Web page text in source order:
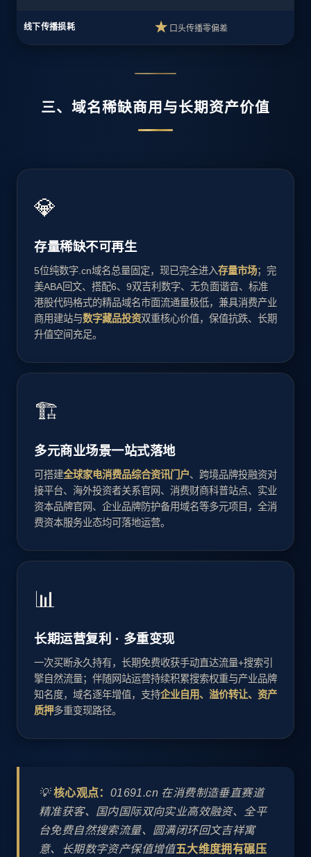
线下传播损耗 ★ 口头传播零偏差
三、域名稀缺商用与长期资产价值
💎
存量稀缺不可再生
5位纯数字.cn域名总量固定，现已完全进入存量市场；完
美ABA回文、搭配6、9双吉利数字、无负面谐音、标准
港股代码格式的精品域名市面流通量极低，兼具消费产业
商用建站与数字藏品投资双重核心价值，保值抗跌、长期
升值空间充足。
🏗️
多元商业场景一站式落地
可搭建全球家电消费品综合资讯门户、跨境品牌投融资对
接平台、海外投资者关系官网、消费财商科普站点、实业
资本品牌官网、企业品牌防护备用域名等多元项目，全消
费资本服务业态均可落地运营。
📊
长期运营复利 · 多重变现
一次买断永久持有，长期免费收获手动直达流量+搜索引
擎自然流量；伴随网站运营持续积累搜索权重与产业品牌
知名度，域名逐年增值，支持企业自用、溢价转让、资产
质押多重变现路径。
💡核心观点： 01691.cn 在消费制造垂直赛道
精准获客、国内国际双向实业高效融资、全平
台免费自然搜索流量、圆满闭环回文吉祥寓
意、长期数字资产保值增值五大维度拥有碾压